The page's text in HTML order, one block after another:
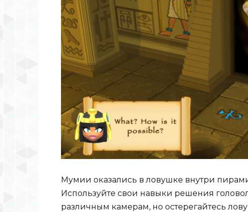
Мумии оказались в ловушке внутри
Используйте свои навыки решения
различным камерам, но остерегайтесь